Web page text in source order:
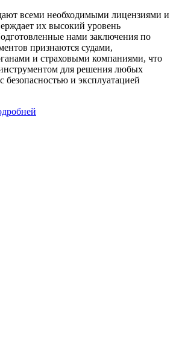
всеми необходимыми лицензиями и
их высокий уровень
нами заключения по
признаются судами,
и страховыми компаниями, что
для решения любых
безопасностью и эксплуатацией